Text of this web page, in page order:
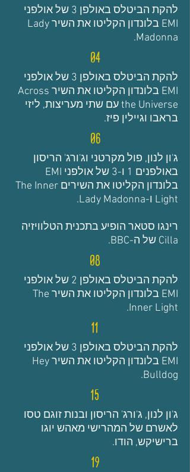
להקת הביטלס באולפן 3 של אולפני
EMI בלונדון הקליטו את השיר Lady
Madonna.
04
להקת הביטלס באולפן 3 של אולפני
EMI בלונדון הקליטו את השיר Across
the Universe עם שתי מעריצות, ליזי
בראבו וגיילין פיז.
06
ג'ון לנון, פול מקרטני וג'ורג' הריסון
באולפנים 1 ו-3 של אולפני EMI
בלונדון הקליטו את השירים The Inner
Light ו-Lady Madonna.
רינגו סטאר הופיע בתכנית הטלוויזיה
Cilla של ה-BBC.
08
להקת הביטלס באולפן 2 של אולפני
EMI בלונדון הקליטו את השיר The
Inner Light.
11
להקת הביטלס באולפן 3 של אולפני
EMI בלונדון הקליטו את השיר Hey
Bulldog.
15
ג'ון לנון, ג'ורג' הריסון ובנות זוגם טסו
לאשרם של המהרישי מאהש יוגו
ברישיקש, הודו.
19